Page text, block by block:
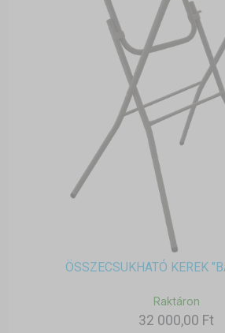
ÖSSZECSUKHATÓ KEREK
Raktáron
32 000,00 Ft